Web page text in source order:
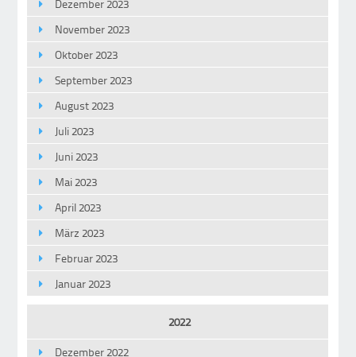
Dezember 2023
November 2023
Oktober 2023
September 2023
August 2023
Juli 2023
Juni 2023
Mai 2023
April 2023
März 2023
Februar 2023
Januar 2023
2022
Dezember 2022